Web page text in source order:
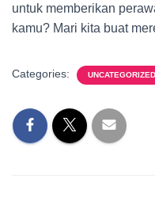
untuk memberikan
kamu? Mari kita buat
Categories: UNCATEGORIZED